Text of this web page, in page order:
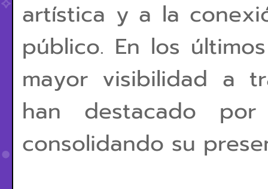
artística y a la
público. En los
mayor visibilidad a
han destacado
consolidando su